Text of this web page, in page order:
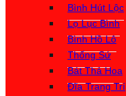
Bình Hút Lộc
Lọ Lục Bình
Bình Hồ Lô
Thống Sứ
Bát Thả Hoa
Đĩa Trang Trí